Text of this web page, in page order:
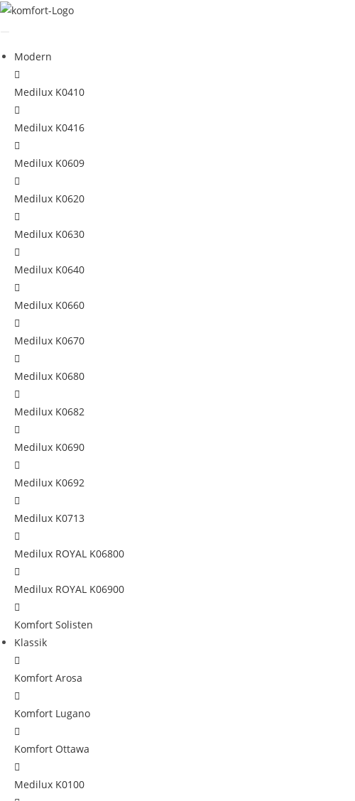
Zum
Modern
Medilux K0410
Medilux K0416
Medilux K0609
Medilux K0620
Medilux K0630
Medilux K0640
Medilux K0660
Medilux K0670
Medilux K0680
Medilux K0682
Medilux K0690
Medilux K0692
Medilux K0713
Medilux ROYAL K06800
Medilux ROYAL K06900
Komfort Solisten
Klassik
Komfort Arosa
Komfort Lugano
Komfort Ottawa
Medilux K0100